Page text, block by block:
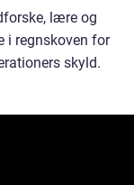
lære og
i regnskoven for
skyld.